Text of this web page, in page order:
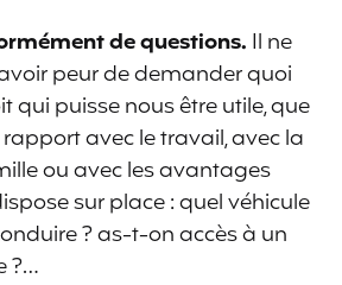
de questions. Il ne
peur de demander quoi
qui puisse nous être utile, que
avec le travail, avec la
ou avec les avantages
sur place : quel véhicule
? as-t-on accès à un
?…